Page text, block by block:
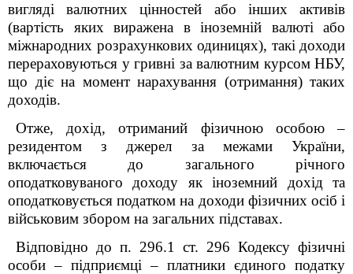
вигляді валютних цінностей або інших активів
(вартість яких виражена в іноземній валюті або
міжнародних розрахункових одиницях), такі доходи
перераховуються у гривні за валютним курсом НБУ,
що діє на момент нарахування (отримання) таких
доходів.
Отже, дохід, отриманий фізичною особою –
резидентом з джерел за межами України,
включається до загального річного
оподатковуваного доходу як іноземний дохід та
оподатковується податком на доходи фізичних осіб і
військовим збором на загальних підставах.
Відповідно до п. 296.1 ст. 296 Кодексу фізичні
особи – підприємці – платники єдиного податку